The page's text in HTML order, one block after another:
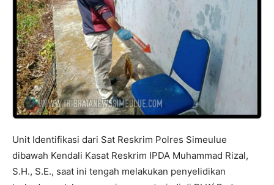
Unit Identifikasi dari Sat Reskrim Polres Simeulue
dibawah Kendali Kasat Reskrim IPDA Muhammad Rizal,
S.H., S.E., saat ini tengah melakukan penyelidikan